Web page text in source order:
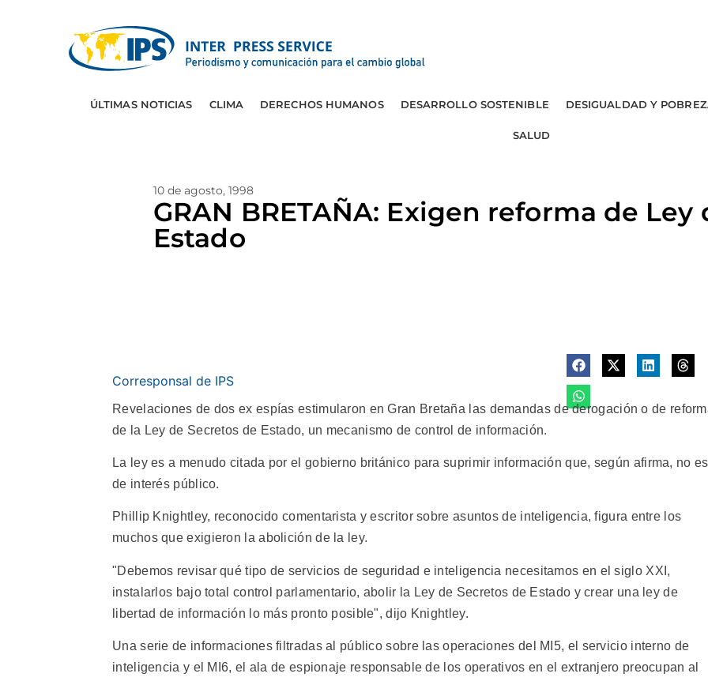
ÚLTIMAS NOTICIAS CLIMA DERECHOS HUMANOS DESARROLLO SOSTENIBLE DESIGUALDAD Y
SALUD
10 de agosto, 1998
GRAN BRETAÑA: Exigen reforma de Ley
Estado
Corresponsal de IPS
Revelaciones de dos ex espías estimularon en Gran Bretaña las demandas de derogación o de
de la Ley de Secretos de Estado, un mecanismo de control de información.
La ley es a menudo citada por el gobierno británico para suprimir información que, según afirma, no es
de interés público.
Phillip Knightley, reconocido comentarista y escritor sobre asuntos de inteligencia, figura entre los
muchos que exigieron la abolición de la ley.
"Debemos revisar qué tipo de servicios de seguridad e inteligencia necesitamos en el siglo XXI,
instalarlos bajo total control parlamentario, abolir la Ley de Secretos de Estado y crear una ley de
libertad de información lo más pronto posible", dijo Knightley.
Una serie de informaciones filtradas al público sobre las operaciones del MI5, el servicio interno de
inteligencia y el MI6, el ala de espionaje responsable de los operativos en el extranjero preocupan al